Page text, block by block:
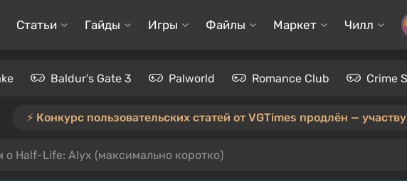
Статьи Гайды Игры Файлы Маркет Чилл
Baldur's Gate 3 Palworld Romance Club Crime
⚡️ Конкурс пользовательских статей от VGTimes продлён —
о Half-Life: Alyx (максимально коротко)